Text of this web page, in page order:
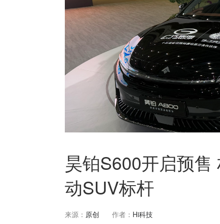
昊铂S600开启预
动SUV标杆
来源： 原创 作者： Hi科技